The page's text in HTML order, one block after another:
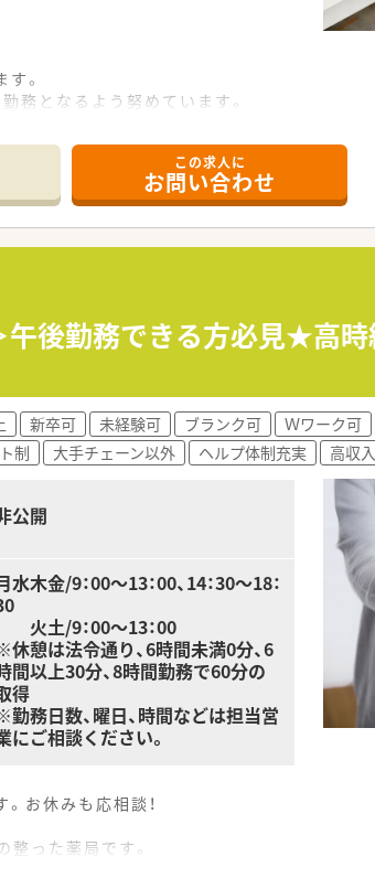
。
務となるよう努めています。
この求人に
お問い合わせ
午後勤務できる方必見★高
新卒可 未経験可 ブランク可 Ｗワーク可
制 大手チェーン以外 ヘルプ体制充実 高収入
公開
水木金/9：00～13：00、14：30～18：
火土/9：00～13：00
休憩は法令通り、6時間未満0分、6
間以上30分、8時間勤務で60分の
得
勤務日数、曜日、時間などは担当営
にご相談ください。
お休みも応相談！
った薬局です。